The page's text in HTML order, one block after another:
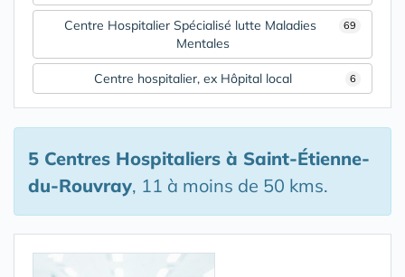
69
Centre Hospitalier Spécialisé lutte Maladies
Mentales
6
Centre hospitalier, ex Hôpital local
5 Centres Hospitaliers à Saint-Étienne-
du-Rouvray, 11 à moins de 50 kms.